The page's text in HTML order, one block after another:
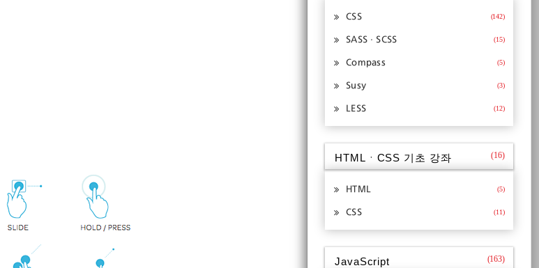
CSS (142)
SASSㆍSCSS (15)
Compass (5)
Susy (3)
LESS (12)
HTMLㆍCSS 기초 강좌 (16)
HTML (5)
CSS (11)
JavaScript (163)